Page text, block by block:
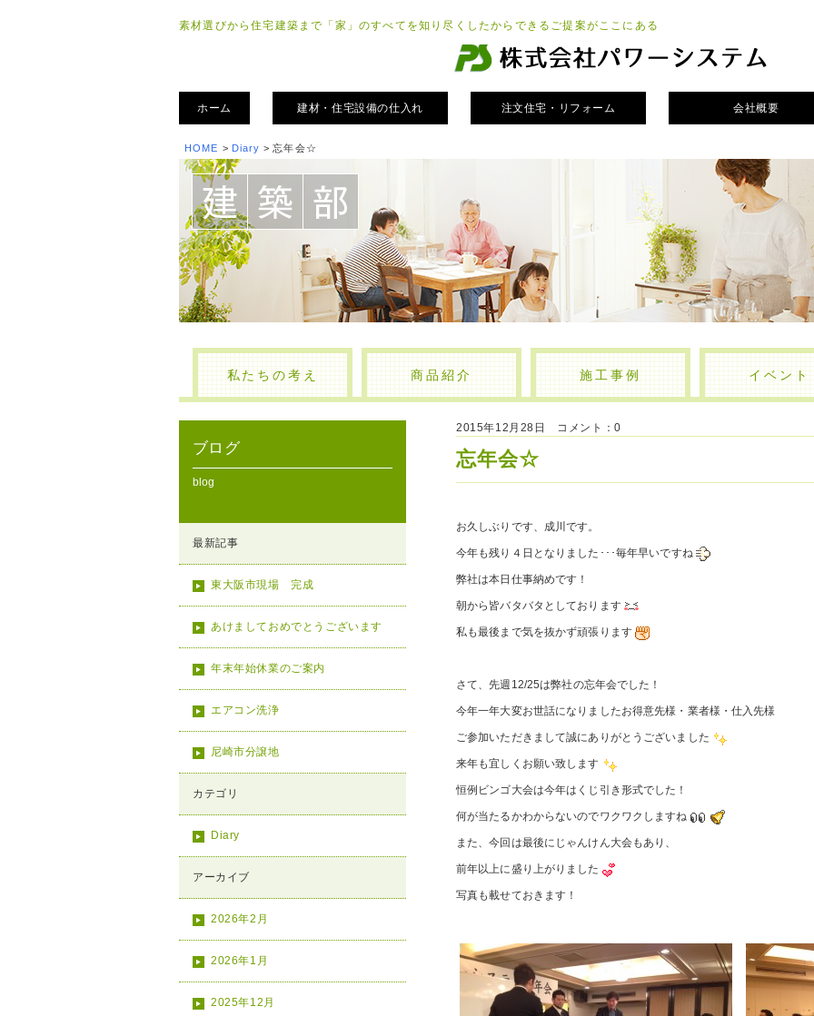
素材選びから住宅建築まで「家」のすべてを知り尽くしたからできるご提案がここにある
ホーム 建材・住宅設備の仕入れ 注文住宅・リフォーム 会社概要
HOME > Diary > 忘年会☆
私たちの考え 商品紹介 施工事例 イベント
ブログ
blog
最新記事
東大阪市現場 完成
あけましておめでとうございます
年末年始休業のご案内
エアコン洗浄
尼崎市分譲地
カテゴリ
Diary
アーカイブ
2026年2月
2026年1月
2025年12月
2015年12月28日 コメント：0
忘年会☆
お久しぶりです、成川です。
今年も残り４日となりました･･･毎年早いですね
弊社は本日仕事納めです！
朝から皆バタバタとしております
私も最後まで気を抜かず頑張ります
さて、先週12/25は弊社の忘年会でした！
今年一年大変お世話になりましたお得意先様・業者様・仕入先様
ご参加いただきまして誠にありがとうございました
来年も宜しくお願い致します
恒例ビンゴ大会は今年はくじ引き形式でした！
何が当たるかわからないのでワクワクしますね
また、今回は最後にじゃんけん大会もあり、
前年以上に盛り上がりました
写真も載せておきます！